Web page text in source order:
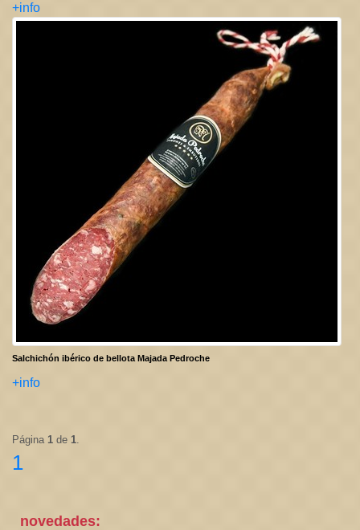
+info
Salchichón ibérico de bellota Majada Pedroche
+info
Página 1 de 1.
1
novedades: